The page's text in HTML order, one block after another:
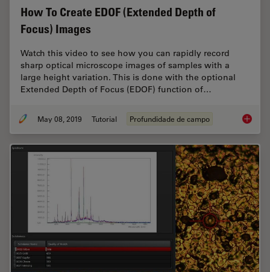
How To Create EDOF (Extended Depth of
Focus) Images
Watch this video to see how you can rapidly record
sharp optical microscope images of samples with a
large height variation. This is done with the optional
Extended Depth of Focus (EDOF) function of…
May 08, 2019 Tutorial Profundidade de campo How